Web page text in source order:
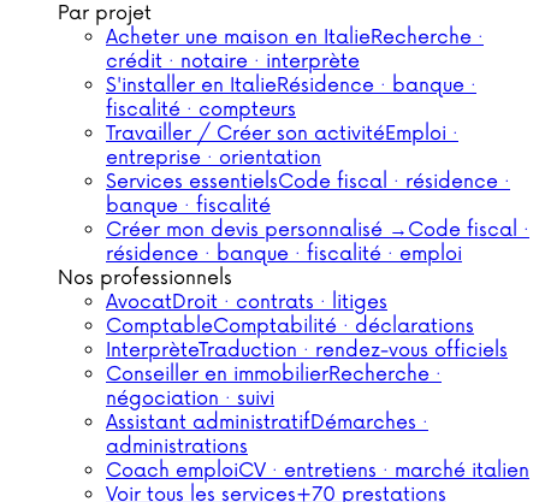
Par projet
Acheter une maison en ItalieRecherche ·
crédit · notaire · interprète
S'installer en ItalieRésidence · banque ·
fiscalité · compteurs
Travailler / Créer son activitéEmploi ·
entreprise · orientation
Services essentielsCode fiscal · résidence ·
banque · fiscalité
Créer mon devis personnalisé → Code fiscal ·
résidence · banque · fiscalité · emploi
Nos professionnels
AvocatDroit · contrats · litiges
ComptableComptabilité · déclarations
InterprèteTraduction · rendez-vous officiels
Conseiller en immobilierRecherche ·
négociation · suivi
Assistant administratifDémarches ·
administrations
Coach emploiCV · entretiens · marché italien
Voir tous les services+70 prestations